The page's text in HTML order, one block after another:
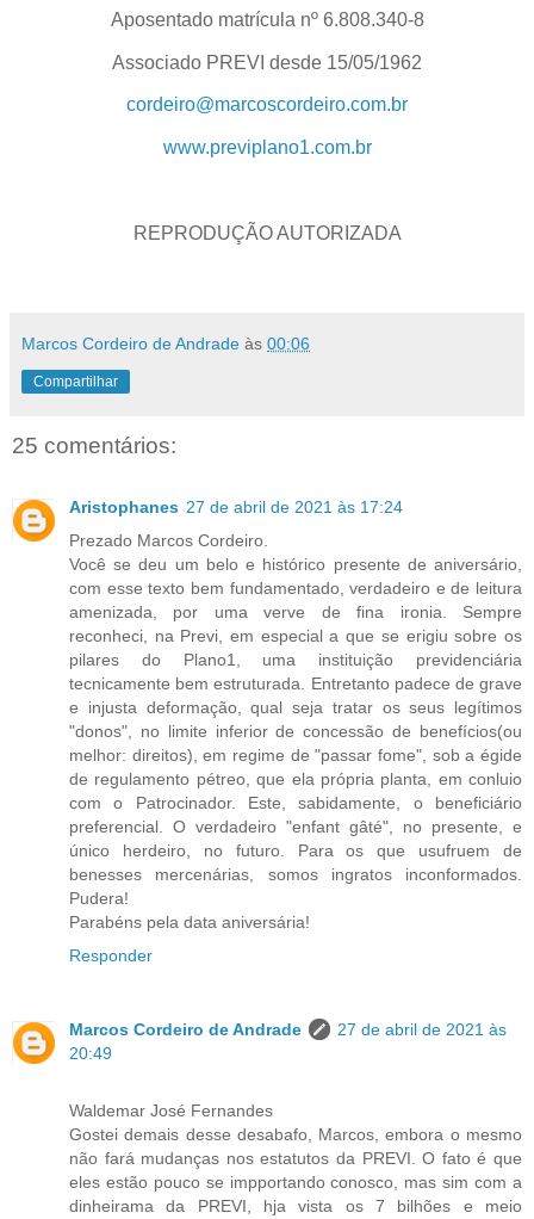
Aposentado matrícula nº 6.808.340-8
Associado PREVI desde 15/05/1962
cordeiro@marcoscordeiro.com.br
www.previplano1.com.br
REPRODUÇÃO AUTORIZADA
Marcos Cordeiro de Andrade às 00:06
Compartilhar
25 comentários:
Aristophanes 27 de abril de 2021 às 17:24
Prezado Marcos Cordeiro.
Você se deu um belo e histórico presente de aniversário,
com esse texto bem fundamentado, verdadeiro e de leitura
amenizada, por uma verve de fina ironia. Sempre
reconheci, na Previ, em especial a que se erigiu sobre os
pilares do Plano1, uma instituição previdenciária
tecnicamente bem estruturada. Entretanto padece de grave
e injusta deformação, qual seja tratar os seus legítimos
"donos", no limite inferior de concessão de benefícios(ou
melhor: direitos), em regime de "passar fome", sob a égide
de regulamento pétreo, que ela própria planta, em conluio
com o Patrocinador. Este, sabidamente, o beneficiário
preferencial. O verdadeiro "enfant gâté", no presente, e
único herdeiro, no futuro. Para os que usufruem de
benesses mercenárias, somos ingratos inconformados.
Pudera!
Parabéns pela data aniversária!
Responder
Marcos Cordeiro de Andrade
27 de abril de 2021 às
20:49
Waldemar José Fernandes
Gostei demais desse desabafo, Marcos, embora o mesmo
não fará mudanças nos estatutos da PREVI. O fato é que
eles estão pouco se impportando conosco, mas sim com a
dinheirama da PREVI, hja vista os 7 bilhões e meio